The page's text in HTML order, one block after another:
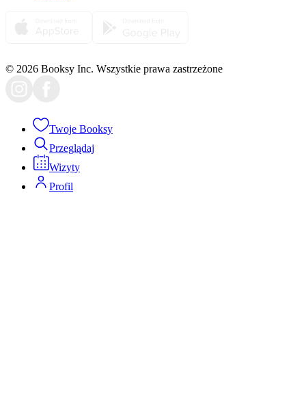
© 2026 Booksy Inc. Wszystkie prawa zastrzeżone
Twoje Booksy
Przeglądaj
Wizyty
Profil